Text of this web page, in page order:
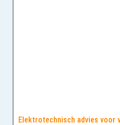
Elektrotechnisch advies voor